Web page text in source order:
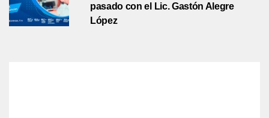
pasado con el Lic. Gastón Alegre
López